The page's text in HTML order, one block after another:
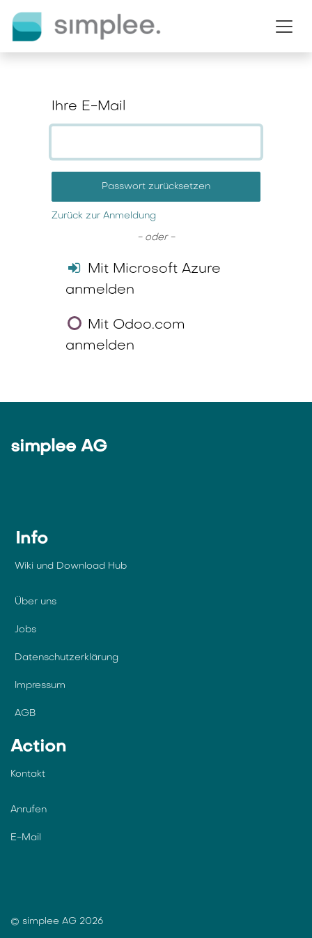
Ihre E-Mail
Passwort zurücksetzen
Zurück zur Anmeldung
- oder -
Mit Microsoft Azure
anmelden
Mit Odoo.com
anmelden
simplee AG
Info
Wiki und Download Hub
Über uns
Jobs
Datenschutzerklärung
Impressum
AGB
Action
Kontakt
Anrufen
E-Mail
© simplee AG 2026